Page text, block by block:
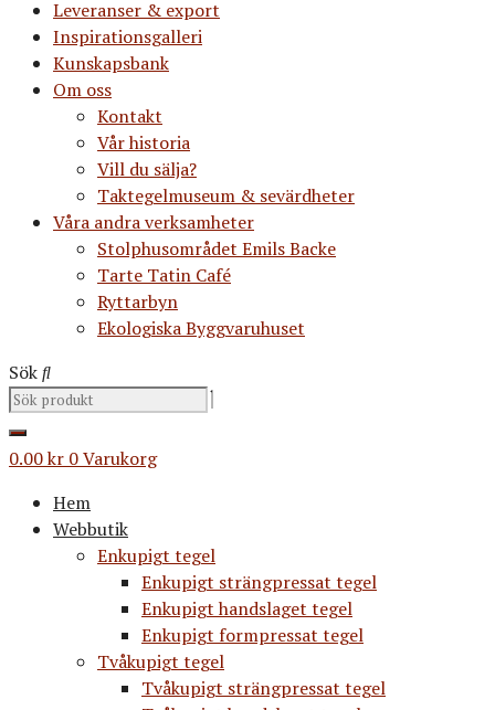
Leveranser & export
Inspirationsgalleri
Kunskapsbank
Om oss
Kontakt
Vår historia
Vill du sälja?
Taktegelmuseum & sevärdheter
Våra andra verksamheter
Stolphusområdet Emils Backe
Tarte Tatin Café
Ryttarbyn
Ekologiska Byggvaruhuset
Sök
0.00kr 0Varukorg
Hem
Webbutik
Enkupigt tegel
Enkupigt strängpressat tegel
Enkupigt handslaget tegel
Enkupigt formpressat tegel
Tvåkupigt tegel
Tvåkupigt strängpressat tegel